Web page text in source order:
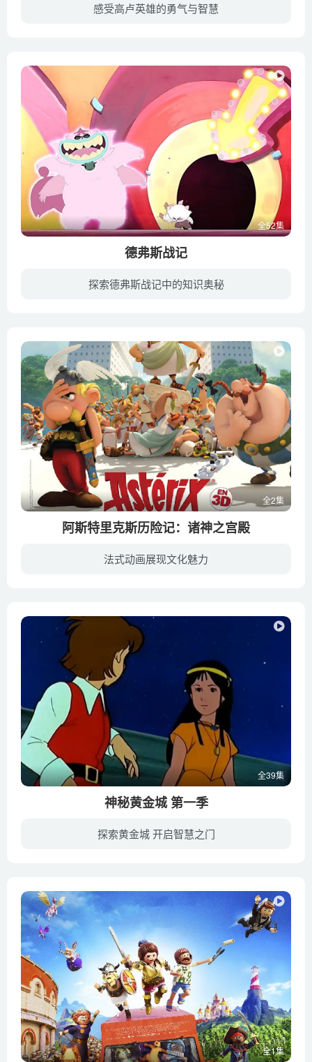
感受高卢英雄的勇气与智慧
全52集
德弗斯战记
探索德弗斯战记中的知识奥秘
全2集
阿斯特里克斯历险记：诸神之宫殿
法式动画展现文化魅力
全39集
神秘黄金城 第一季
探索黄金城 开启智慧之门
全1集